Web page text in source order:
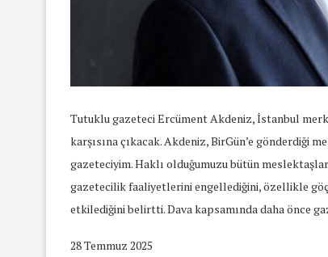
Tutuklu gazeteci Ercüment Akdeniz, İstanbul
karşısına çıkacak. Akdeniz, BirGün’e gönderdiği
gazeteciyim. Haklı olduğumuzu bütün
gazetecilik faaliyetlerini engellediğini, özellikle
etkilediğini belirtti. Dava kapsamında daha önce
28 Temmuz 2025